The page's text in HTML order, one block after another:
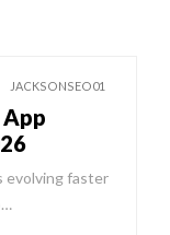
JACKSONSEO01
App
evolving faster